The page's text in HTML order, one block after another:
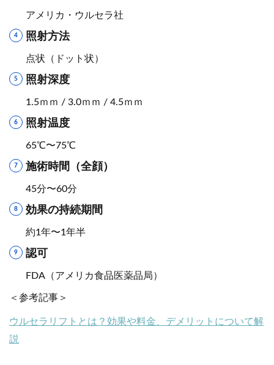
アメリカ・ウルセラ社
照射方法
点状（ドット状）
照射深度
1.5ｍｍ / 3.0ｍｍ / 4.5ｍｍ
照射温度
65℃〜75℃
施術時間（全顔）
45分〜60分
効果の持続期間
約1年〜1年半
認可
FDA（アメリカ食品医薬品局）
＜参考記事＞
ウルセラリフトとは？効果や料金、デメリットについて解
説